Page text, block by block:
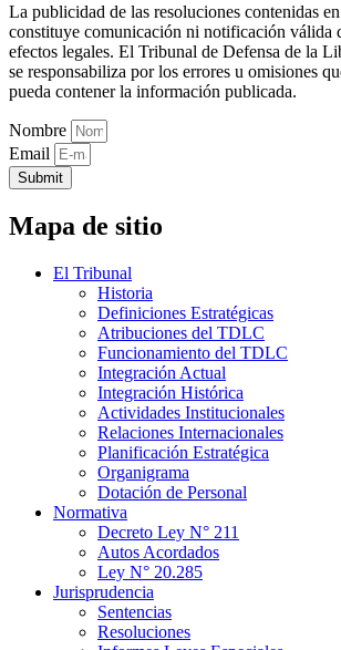
La publicidad de las resoluciones contenidas
constituye comunicación ni notificación válida
efectos legales. El Tribunal de Defensa de la
se responsabiliza por los errores u omisiones
pueda contener la información publicada.
Nombre
Email
Submit
Mapa de sitio
El Tribunal
Historia
Definiciones Estratégicas
Atribuciones del TDLC
Funcionamiento del TDLC
Integración Actual
Integración Histórica
Actividades Institucionales
Relaciones Internacionales
Planificación Estratégica
Organigrama
Dotación de Personal
Normativa
Decreto Ley N° 211
Autos Acordados
Ley N° 20.285
Jurisprudencia
Sentencias
Resoluciones